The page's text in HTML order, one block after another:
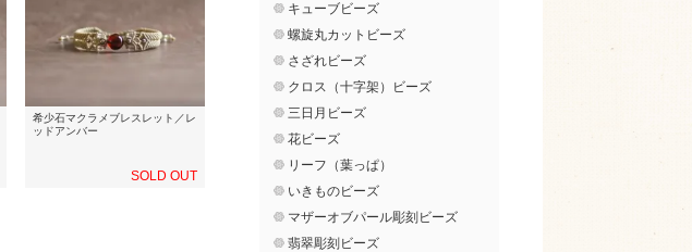
希少石マクラメブレスレット／レ
ッドアンバー
SOLD OUT
キューブビーズ
螺旋丸カットビーズ
さざれビーズ
クロス（十字架）ビーズ
三日月ビーズ
花ビーズ
リーフ（葉っぱ）
いきものビーズ
マザーオブパール彫刻ビーズ
翡翠彫刻ビーズ